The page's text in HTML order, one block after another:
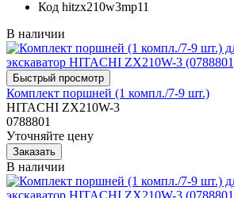
Код hitzx210w3mp11
В наличии
Комплект поршней (1 компл./7-9 шт.)
HITACHI ZX210W-3
0788801
Уточняйте цену
В наличии